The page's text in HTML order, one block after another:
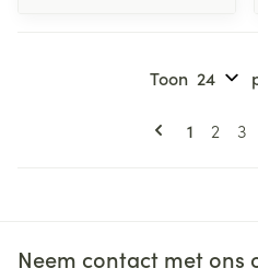
U lees
1 Pagina
2 3
Toon
Neem contact met ons